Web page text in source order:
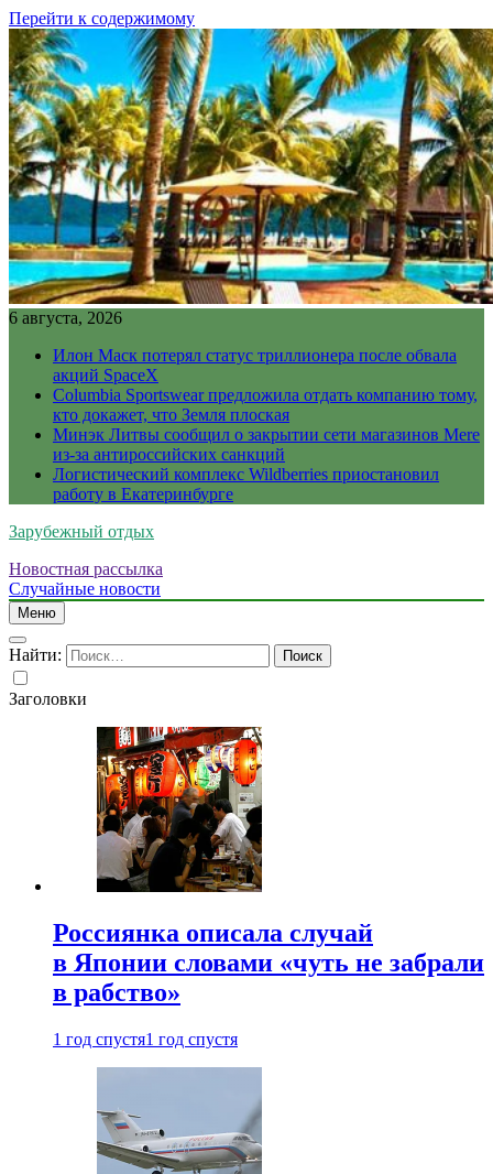
Перейти к содержимому
6 августа, 2026
Илон Маск потерял статус триллионера после обвала
акций SpaceX
Columbia Sportswear предложила отдать компанию тому,
кто докажет, что Земля плоская
Минэк Литвы сообщил о закрытии сети магазинов Mere
из-за антироссийских санкций
Логистический комплекс Wildberries приостановил
работу в Екатеринбурге
Зарубежный отдых
Новостная рассылка
Случайные новости
Меню
Найти:
Заголовки
Россиянка описала случай
в Японии словами «чуть не забрали
в рабство»
1 год спустя1 год спустя